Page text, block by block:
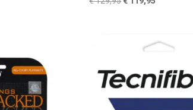
€ 129,95.€ 119,95.